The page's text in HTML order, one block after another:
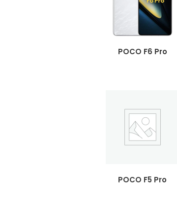
POCO F6 Pro
POCO F5 Pro